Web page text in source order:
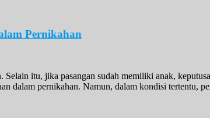
Pernikahan
itu, jika pasangan sudah memiliki anak,
dalam pernikahan. Namun, dalam kondisi tertentu,